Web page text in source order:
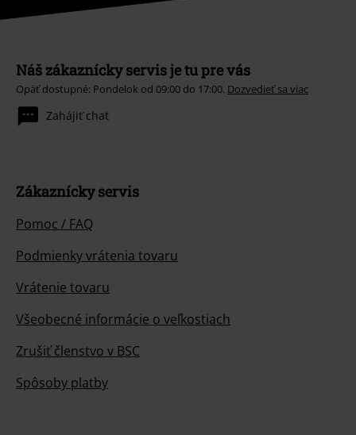
Náš zákaznícky servis je tu pre vás
Opäť dostupné: Pondelok od 09:00 do 17:00. Dozvedieť sa viac
Zahájiť chat
Zákaznícky servis
Pomoc / FAQ
Podmienky vrátenia tovaru
Vrátenie tovaru
Všeobecné informácie o veľkostiach
Zrušiť členstvo v BSC
Spôsoby platby